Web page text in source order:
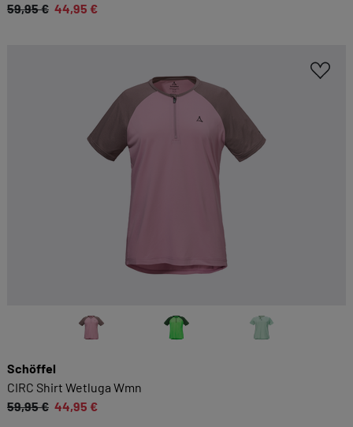
59,95 € 44,95 €
Schöffel
CIRC Shirt Wetluga Wmn
59,95 € 44,95 €